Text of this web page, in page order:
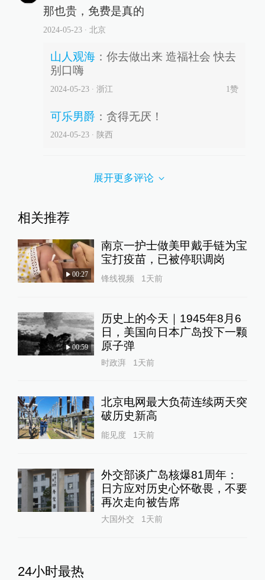
那也贵，免费是真的
2024-05-23∙ 北京
山人观海： 你去做出来 造福社会 快去
别口嗨
2024-05-23∙ 浙江 1赞
可乐男爵： 贪得无厌！
2024-05-23∙ 陕西
展开更多评论
相关推荐
00:27
南京一护士做美甲戴手链为宝
宝打疫苗，已被停职调岗
锋线视频 1天前
00:59
历史上的今天｜1945年8月6
日，美国向日本广岛投下一颗
原子弹
时政湃 1天前
北京电网最大负荷连续两天突
破历史新高
能见度 1天前
外交部谈广岛核爆81周年：
日方应对历史心怀敬畏，不要
再次走向被告席
大国外交 1天前
24小时最热